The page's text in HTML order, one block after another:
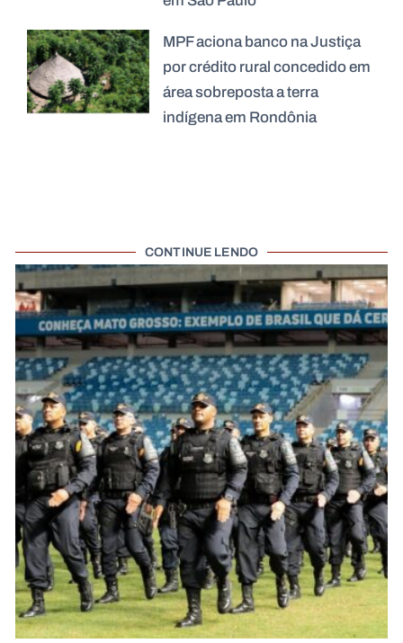
MPF aciona banco na Justiça
por crédito rural concedido em
área sobreposta a terra
indígena em Rondônia
CONTINUE LENDO